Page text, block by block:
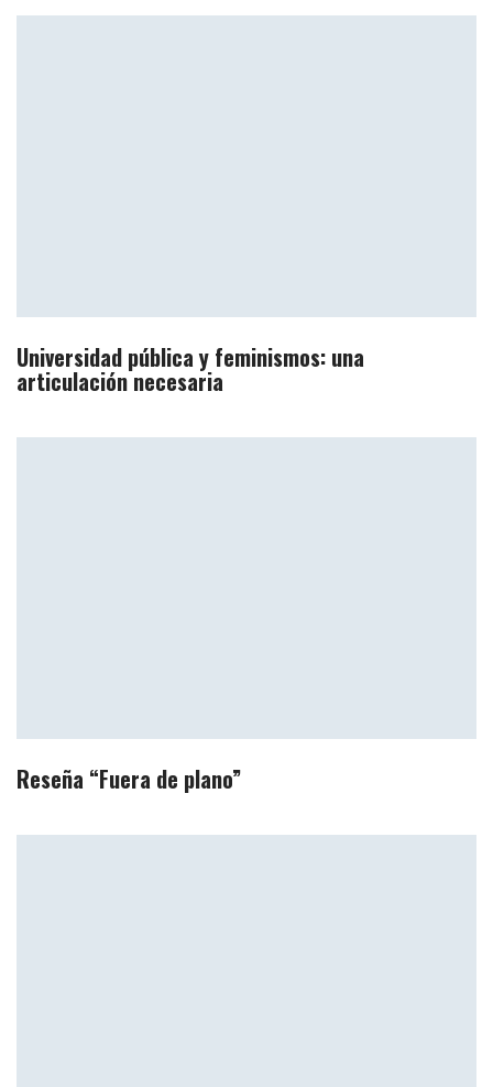
Universidad pública y feminismos: una
articulación necesaria
Reseña “Fuera de plano”